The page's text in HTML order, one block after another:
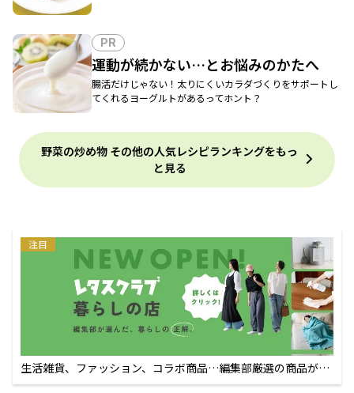
PR
運動が続かない…とお悩みのかたへ
腸活だけじゃない！太りにくいカラダづくりをサポートし
てくれるヨーグルトがあるってホント？
野菜の炒め物 その他の人気レシピランキングをもっ
と見る
注目
生活雑貨、ファッション、コラボ商品…編集部厳選の商品が買
えるECサイト